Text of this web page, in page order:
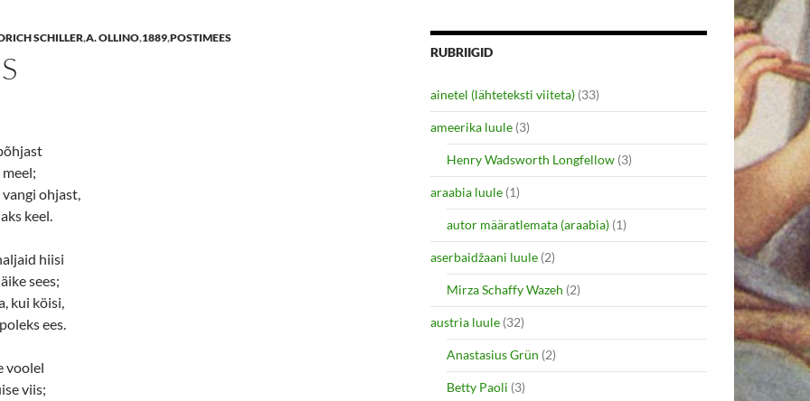
SCHILLER,A. OLLINO,1889,POSTIMEES
vangi ohjast,
keel.
hiisi
sees;
kui köisi,
ees.
voolel
viis;
RUBRIIGID
ainetel (lähteteksti viiteta) (33)
ameerika luule (3)
Henry Wadsworth Longfellow (3)
araabia luule (1)
autor määratlemata (araabia) (1)
aserbaidžaani luule (2)
Mirza Schaffy Wazeh (2)
austria luule (32)
Anastasius Grün (2)
Betty Paoli (3)